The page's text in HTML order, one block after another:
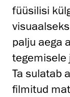
füüsilisi
palju aega
tegemisele
Ta sulatab
filmitud